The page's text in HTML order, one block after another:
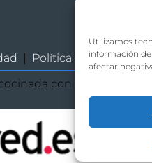
Utilizamos
información
afectar
Política de Cookies
con amor por